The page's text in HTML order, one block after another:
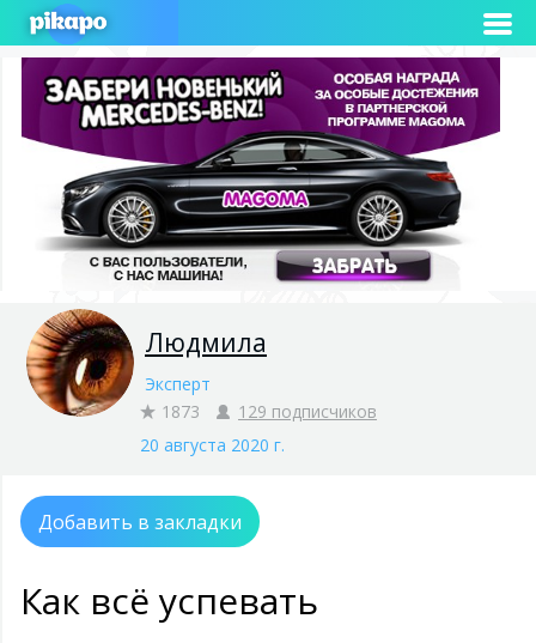
Людмила
Эксперт
1873
129 подписчиков
20 августа 2020 г.
Добавить в закладки
Как всё успевать